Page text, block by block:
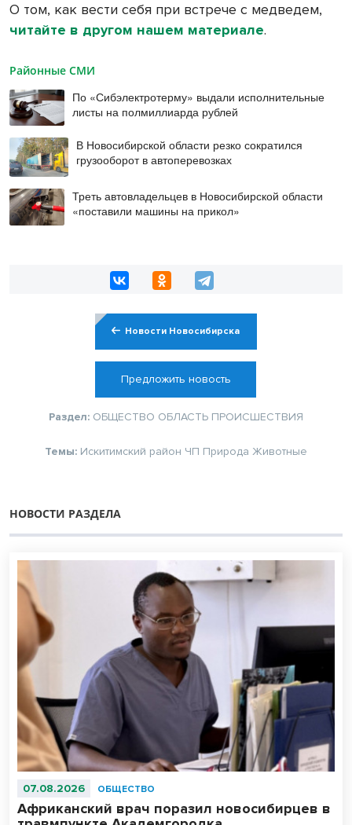
О том, как вести себя при встрече с медведем,
читайте в другом нашем материале.
Районные СМИ
По «Сибэлектротерму» выдали исполнительные
листы на полмиллиарда рублей
В Новосибирской области резко сократился
грузооборот в автоперевозках
Треть автовладельцев в Новосибирской области
«поставили машины на прикол»
Новости Новосибирска
Предложить новость
Раздел: ОБЩЕСТВО ОБЛАСТЬ ПРОИСШЕСТВИЯ
Темы: Искитимский район ЧП Природа Животные
НОВОСТИ РАЗДЕЛА
07.08.2026 ОБЩЕСТВО
Африканский врач поразил новосибирцев в